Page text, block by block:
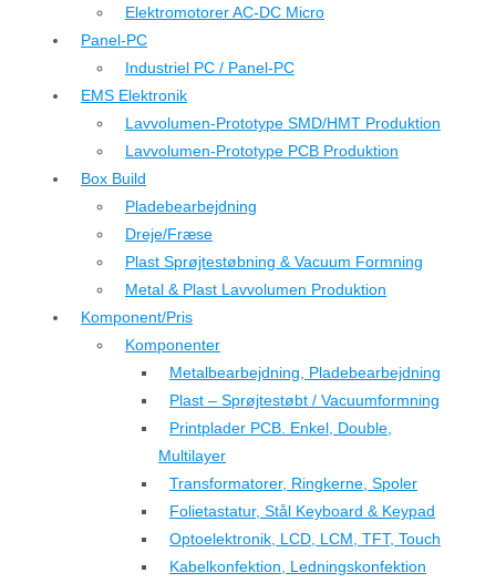
Elektromotorer AC-DC Micro
Panel-PC
Industriel PC / Panel-PC
EMS Elektronik
Lavvolumen-Prototype SMD/HMT Produktion
Lavvolumen-Prototype PCB Produktion
Box Build
Pladebearbejdning
Dreje/Fræse
Plast Sprøjtestøbning & Vacuum Formning
Metal & Plast Lavvolumen Produktion
Komponent/Pris
Komponenter
Metalbearbejdning, Pladebearbejdning
Plast – Sprøjtestøbt / Vacuumformning
Printplader PCB. Enkel, Double,
Multilayer
Transformatorer, Ringkerne, Spoler
Folietastatur, Stål Keyboard & Keypad
Optoelektronik, LCD, LCM, TFT, Touch
Kabelkonfektion, Ledningskonfektion